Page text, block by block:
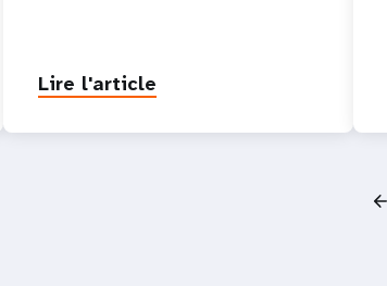
Lire l'article